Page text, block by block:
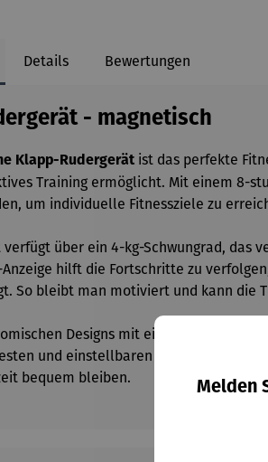
Details Bewertungen
- magnetisch
Klapp-Rudergerät ist das perfekte
Training ermöglicht. Mit einem 8-
um individuelle Fitnessziele zu
verfügt über ein 4-kg-Schwungrad, das
hilft die Fortschritte zu
So bleibt man motiviert und kann die
Designs mit einer geneigten
und einstellbaren Fußpedale
bequem bleiben.
Melden